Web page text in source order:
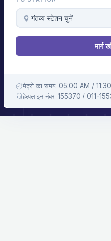
गंतव्य स्टेशन चुनें
मार्ग
मेट्रो का समय: 05:00 AM /
हेल्पलाइन नंबर: 155370 / 011-